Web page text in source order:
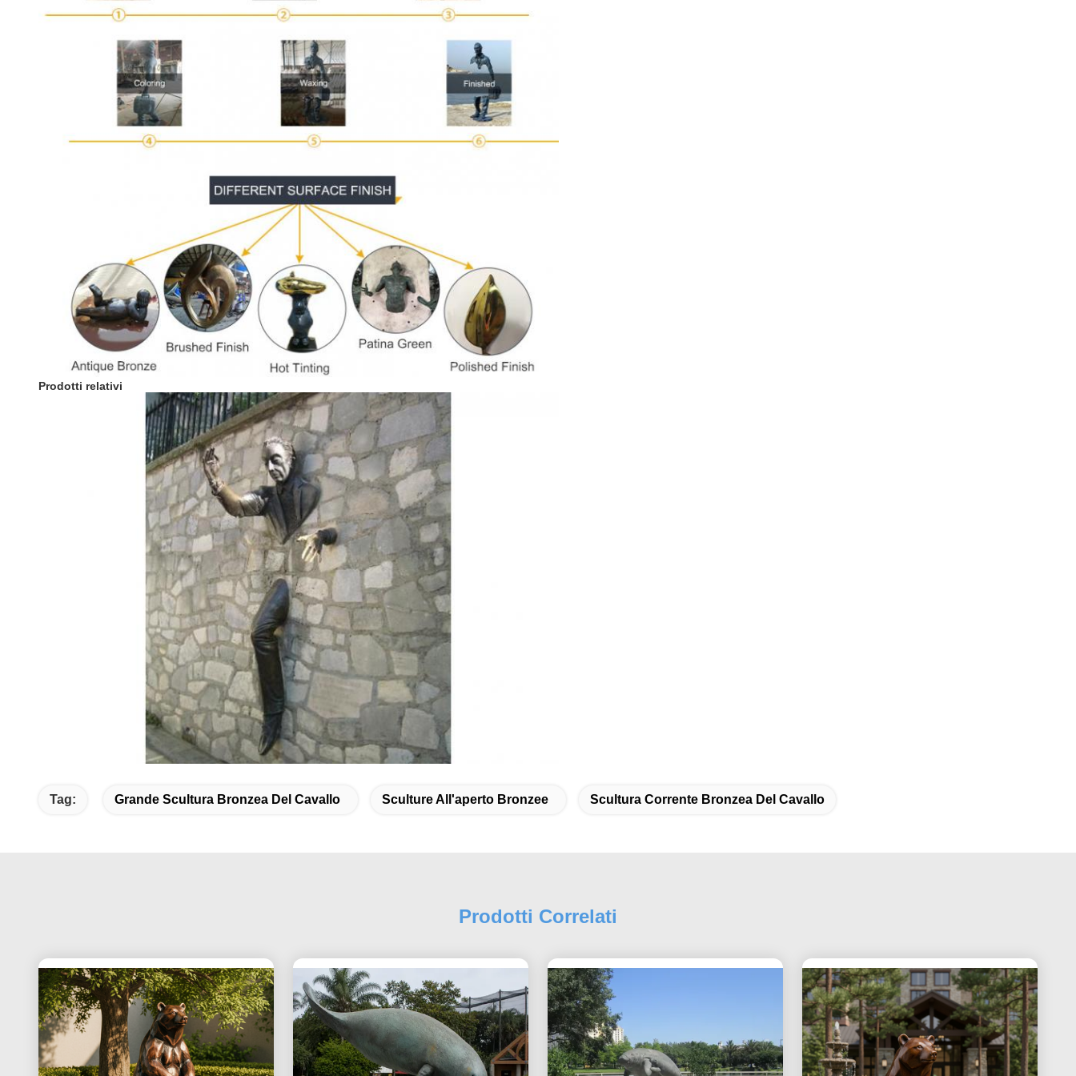
Prodotti relativi
Tag: Grande Scultura Bronzea Del Cavallo Sculture All'aperto Bronzee Scultura Corrente Bronzea Del Cavallo
Prodotti Correlati